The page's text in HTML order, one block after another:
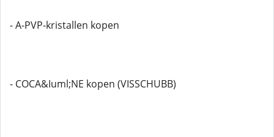
- A-PVP-kristallen kopen
- COCA&Iuml;NE kopen (VISSCHUBB)